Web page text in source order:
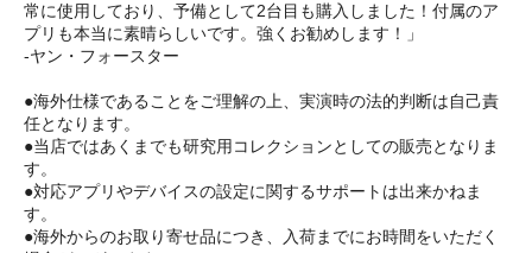
常に使用しており、予備として2台目も購入しました！付属のア
プリも本当に素晴らしいです。強くお勧めします！」
-ヤン・フォースター
●海外仕様であることをご理解の上、実演時の法的判断は自己責
任となります。
●当店ではあくまでも研究用コレクションとしての販売となりま
す。
●対応アプリやデバイスの設定に関するサポートは出来かねま
す。
●海外からのお取り寄せ品につき、入荷までにお時間をいただく